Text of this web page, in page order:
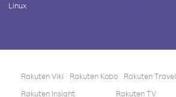
Linux
Rakuten Viki Rakuten Kobo Rakuten Travel
Rakuten Insight
Rakuten TV